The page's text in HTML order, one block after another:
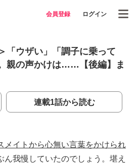
会員登録 ログイン
「ウザい」「調子に乗って
親の声かけは……【後編】ま
連載1話から読む
メイトから心無い言葉をかけられ
ん我慢していたのでしょう。堪え